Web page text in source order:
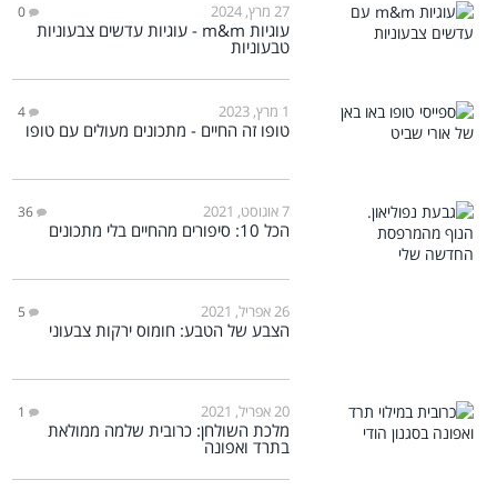
27 מרץ, 2024 0
עוגיות m&m - עוגיות עדשים צבעוניות
טבעוניות
1 מרץ, 2023 4
טופו זה החיים - מתכונים מעולים עם טופו
7 אוגוסט, 2021 36
הכל 10: סיפורים מהחיים בלי מתכונים
26 אפריל, 2021 5
הצבע של הטבע: חומוס ירקות צבעוני
20 אפריל, 2021 1
מלכת השולחן: כרובית שלמה ממולאת
בתרד ואפונה